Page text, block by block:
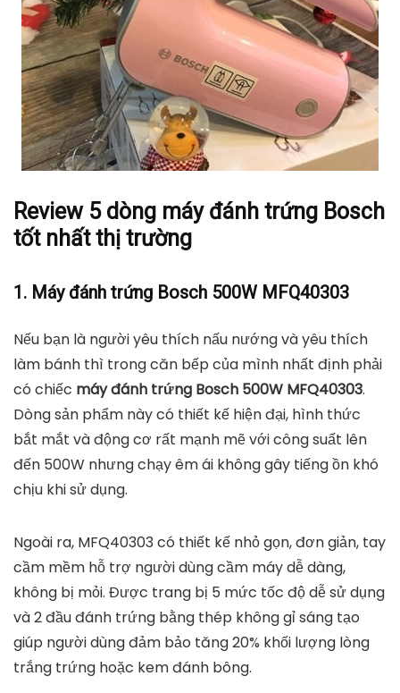
Review 5 dòng máy đánh trứng Bosch
tốt nhất thị trường
1. Máy đánh trứng Bosch 500W MFQ40303
Nếu bạn là người yêu thích nấu nướng và yêu thích
làm bánh thì trong căn bếp của mình nhất định phải
có chiếc máy đánh trứng Bosch 500W MFQ40303.
Dòng sản phẩm này có thiết kế hiện đại, hình thức
bắt mắt và động cơ rất mạnh mẽ với công suất lên
đến 500W nhưng chạy êm ái không gây tiếng ồn khó
chịu khi sử dụng.
Ngoài ra, MFQ40303 có thiết kế nhỏ gọn, đơn giản, tay
cầm mềm hỗ trợ người dùng cầm máy dễ dàng,
không bị mỏi. Được trang bị 5 mức tốc độ dễ sử dụng
và 2 đầu đánh trứng bằng thép không gỉ sáng tạo
giúp người dùng đảm bảo tăng 20% ​​khối lượng lòng
trắng trứng hoặc kem đánh bông.